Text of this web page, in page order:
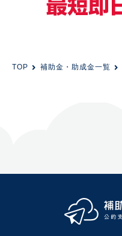
TOP 補助金・助成金一覧